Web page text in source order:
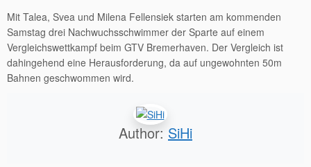
Mit Talea, Svea und Milena Fellensiek starten am kommenden
Samstag drei Nachwuchsschwimmer der Sparte auf einem
Vergleichswettkampf beim GTV Bremerhaven. Der Vergleich ist
dahingehend eine Herausforderung, da auf ungewohnten 50m
Bahnen geschwommen wird.
Author: SiHi